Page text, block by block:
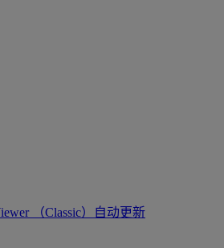
（Classic）自动更新